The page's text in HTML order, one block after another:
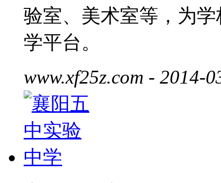
验室、美术室等，为
学平台。
www.xf25z.com - 2014-